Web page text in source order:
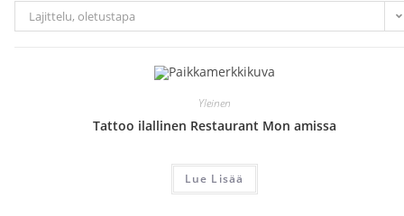
Lajittelu, oletustapa
Yleinen
Tattoo ilallinen Restaurant Mon amissa
Lue Lisää